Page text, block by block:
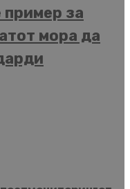
пример за
мора да